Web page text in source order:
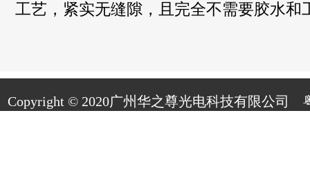
工艺，紧实无缝隙，且完全不需要胶水和
Copyright © 2020广州华之尊光电科技有限公司